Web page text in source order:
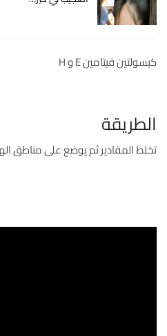
كبسولتين فيتامين E و H
الطريقة
تخلط المقادير ثم يوضع على مناطق